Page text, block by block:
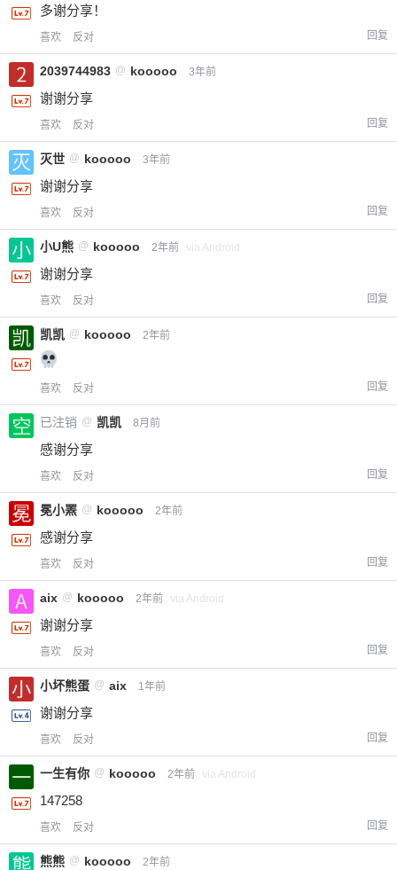
多谢分享！
喜欢 反对 回复
2039744983 @ kooooo 3年前
谢谢分享
喜欢 反对 回复
灭世 @ kooooo 3年前
谢谢分享
喜欢 反对 回复
小U熊 @ kooooo 2年前 via Android
谢谢分享
喜欢 反对 回复
凯凯 @ kooooo 2年前
喜欢 反对 回复
已注销 @ 凯凯 8月前
感谢分享
喜欢 反对 回复
冕小罴 @ kooooo 2年前
感谢分享
喜欢 反对 回复
aix @ kooooo 2年前 via Android
谢谢分享
喜欢 反对 回复
小坏熊蛋 @ aix 1年前
谢谢分享
喜欢 反对 回复
一生有你 @ kooooo 2年前 via Android
147258
喜欢 反对 回复
熊熊 @ kooooo 2年前